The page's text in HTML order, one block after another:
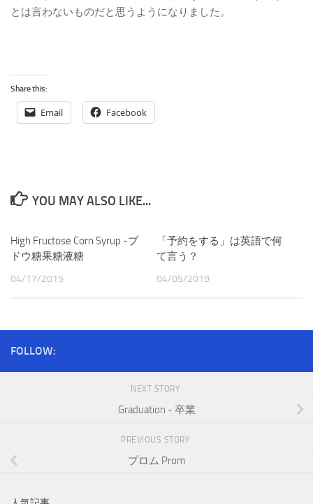
とは言わないものだと思うようになりました。
Share this:
Email Facebook
YOU MAY ALSO LIKE...
High Fructose Corn Syrup -ブ
ドウ糖果糖液糖
04/17/2015
「予約をする」は英語で何
て言う？
04/05/2019
FOLLOW:
NEXT STORY
Graduation - 卒業
PREVIOUS STORY
プロム Prom